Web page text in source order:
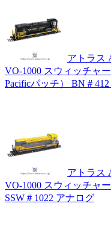
アトラス
VO-1000 スウィッチャ
Pacificパッチ） BN＃
アトラス
VO-1000 スウィッチャ
SSW＃1022 アナログ